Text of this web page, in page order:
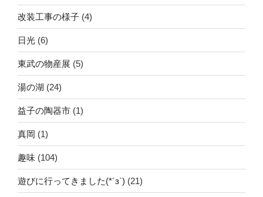
改装工事の様子 (4)
日光 (6)
東武の物産展 (5)
湯の湖 (24)
益子の陶器市 (1)
真岡 (1)
趣味 (104)
遊びに行ってきました(*´з`) (21)